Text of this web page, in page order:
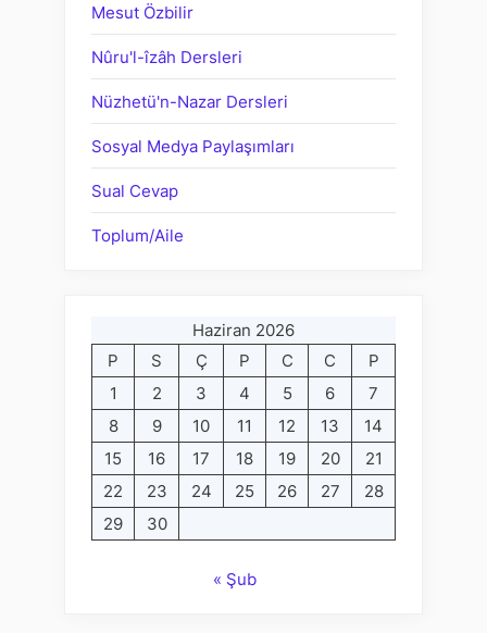
Mesut Özbilir
Nûru'l-îzâh Dersleri
Nüzhetü'n-Nazar Dersleri
Sosyal Medya Paylaşımları
Sual Cevap
Toplum/Aile
Haziran 2026
P
S Ç P C C
P
1
2 3 4 5 6
7
8
9 10 11 12 13
14
15
16 17 18 19 20
21
22
23 24 25 26 27
28
29
30
« Şub